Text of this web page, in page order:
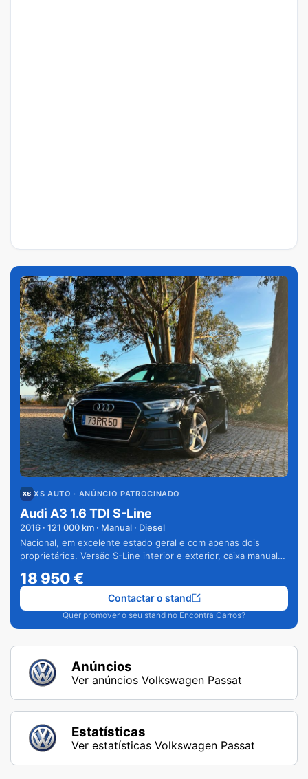
XS AUTO · ANÚNCIO PATROCINADO
Audi A3 1.6 TDI S-Line
2016 · 121 000 km · Manual · Diesel
Nacional, em excelente estado geral e com apenas dois
proprietários. Versão S-Line interior e exterior, caixa manual
18 950€
Quer promover o seu stand no Encontra Carros?
Contactar o stand
Anúncios
Ver anúncios Volkswagen Passat
Estatísticas
Ver estatísticas Volkswagen Passat